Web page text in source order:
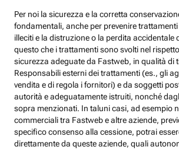
Per noi la sicurezza e la corretta
fondamentali, anche per prevenire
illeciti e la distruzione o la perdita accidentale
questo che i trattamenti sono svolti nel
sicurezza adeguate da Fastweb, in qualità di
Responsabili esterni dei trattamenti (es., gli
vendita e di regola i fornitori) e da soggetti
autorità e adeguatamente istruiti, nonché
sopra menzionati. In taluni casi, ad esempio
commerciali tra Fastweb e altre aziende,
specifico consenso alla cessione, potrai
direttamente da queste aziende, quali